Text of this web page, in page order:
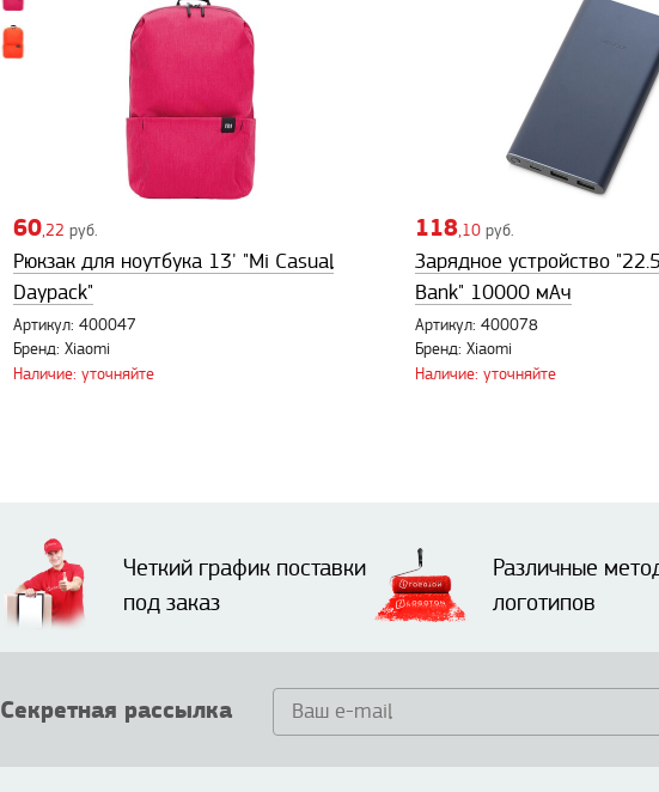
60,22 руб.
Рюкзак для ноутбука 13' "Mi Casual
Daypack"
Артикул: 400047
Бренд: Xiaomi
Наличие: уточняйте
118,10 руб.
Зарядное устройство
Bank" 10000 мАч
Артикул: 400078
Бренд: Xiaomi
Наличие: уточняйте
Четкий график поставки
под заказ
Различные
логотипов
Секретная рассылка